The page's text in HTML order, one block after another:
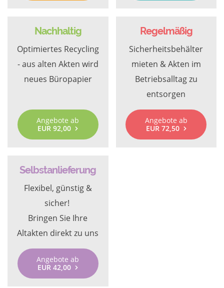
Nachhaltig
Optimiertes Recycling
- aus alten Akten wird
neues Büropapier
Angebote ab
EUR 92,00
Regelmäßig
Sicherheitsbehälter
mieten & Akten im
Betriebsalltag zu
entsorgen
Angebote ab
EUR 72,50
Selbstanlieferung
Flexibel, günstig &
sicher!
Bringen Sie Ihre
Altakten direkt zu uns
Angebote ab
EUR 42,00